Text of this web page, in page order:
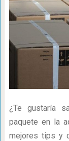
¿Te gustaría
paquete en la
mejores tips y